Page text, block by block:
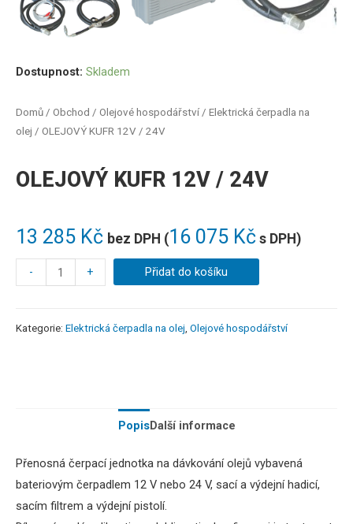
Domů / Obchod / Olejové hospodářství / Elektrická čerpadla na
olej / OLEJOVÝ KUFR 12V / 24V
OLEJOVÝ KUFR 12V / 24V
13 285 Kč bez DPH (16 075 Kč s DPH)
Dostupnost: Skladem
- + Přidat do košíku
Kategorie: Elektrická čerpadla na olej Olejové hospodářství
PopisDalší informace
Přenosná čerpací jednotka na dávkování olejů vybavená
bateriovým čerpadlem 12 V nebo 24 V, sací a výdejní hadicí,
sacím filtrem a výdejní pistolí.